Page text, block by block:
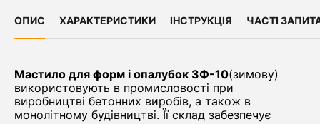
ОПИС ХАРАКТЕРИСТИКИ ІНСТРУКЦІЯ ЧАСТІ
Мастило для форм і опалубок ЗФ-10(зимову)
використовують в промисловості при
виробництві бетонних виробів, а також в
монолітному будівництві. Її склад забезпечує